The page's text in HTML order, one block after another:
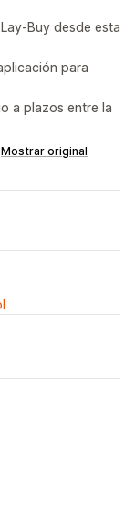
Buy desde esta
para
a plazos entre la
Mostrar original